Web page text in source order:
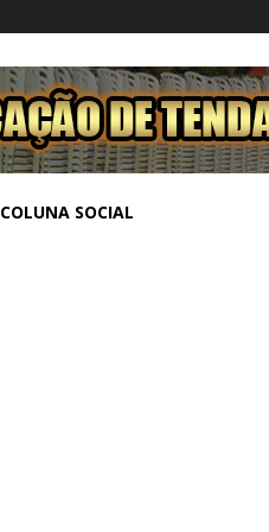
COLUNA SOCIAL